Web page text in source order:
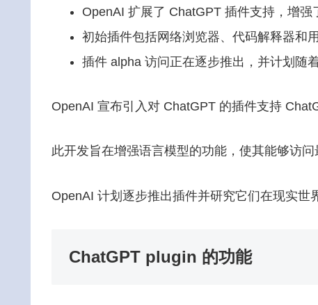
OpenAI 扩展了 ChatGPT 插件支持，增强
初始插件包括网络浏览器、代码解释器和
插件 alpha 访问正在逐步推出，并计划随
OpenAI 宣布引入对 ChatGPT 的插件支持
此开发旨在增强语言模型的功能，使其能够访
OpenAI 计划逐步推出插件并研究它们在现实世
ChatGPT plugin 的功能